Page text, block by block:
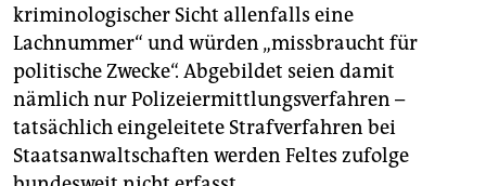
kriminologischer Sicht allenfalls eine
Lachnummer“ und würden „missbraucht für
politische Zwecke“. Abgebildet seien damit
nämlich nur Polizeiermittlungsverfahren –
tatsächlich eingeleitete Strafverfahren bei
Staatsanwaltschaften werden Feltes zufolge